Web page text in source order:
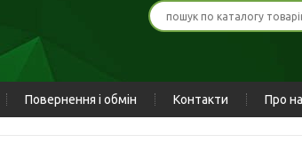
Повернення і обмін Контакти Про